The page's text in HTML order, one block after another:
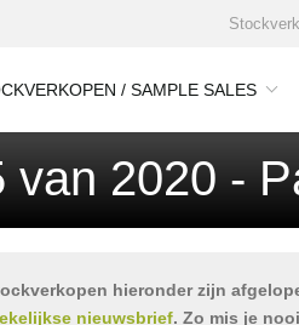
/ SAMPLE SALES
2020 -
hieronder zijn
nieuwsbrief. Zo mis je